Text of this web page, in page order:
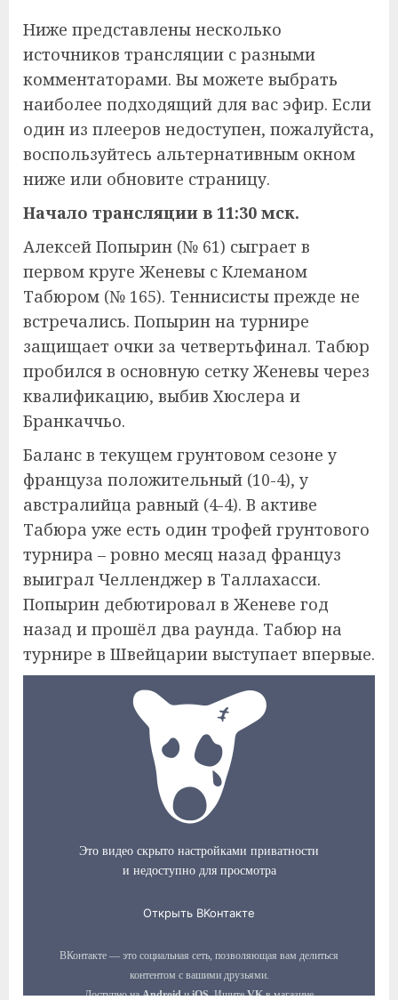
Ниже представлены несколько
источников трансляции с разными
комментаторами. Вы можете выбрать
наиболее подходящий для вас эфир. Если
один из плееров недоступен, пожалуйста,
воспользуйтесь альтернативным окном
ниже или обновите страницу.
Начало трансляции в 11:30 мск.
Алексей Попырин (№ 61) сыграет в
первом круге Женевы с Клеманом
Табюром (№ 165). Теннисисты прежде не
встречались. Попырин на турнире
защищает очки за четвертьфинал. Табюр
пробился в основную сетку Женевы через
квалификацию, выбив Хюслера и
Бранкаччьо.
Баланс в текущем грунтовом сезоне у
француза положительный (10-4), у
австралийца равный (4-4). В активе
Табюра уже есть один трофей грунтового
турнира – ровно месяц назад француз
выиграл Челленджер в Таллахасси.
Попырин дебютировал в Женеве год
назад и прошёл два раунда. Табюр на
турнире в Швейцарии выступает впервые.